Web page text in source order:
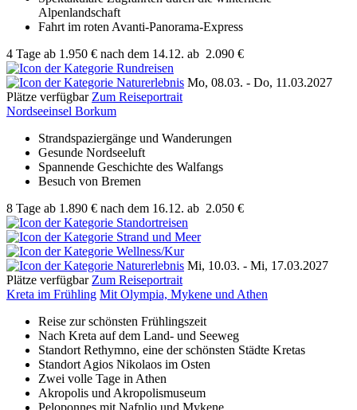
Alpenlandschaft
Fahrt im roten Avanti-Panorama-Express
4 Tage ab 1.950 € nach dem 14.12. ab 2.090 €
Mo, 08.03. - Do, 11.03.2027
Plätze verfügbar Zum Reiseportrait
Nordseeinsel Borkum
Strandspaziergänge und Wanderungen
Gesunde Nordseeluft
Spannende Geschichte des Walfangs
Besuch von Bremen
8 Tage ab 1.890 € nach dem 16.12. ab 2.050 €
Mi, 10.03. - Mi, 17.03.2027
Plätze verfügbar Zum Reiseportrait
Kreta im Frühling Mit Olympia, Mykene und Athen
Reise zur schönsten Frühlingszeit
Nach Kreta auf dem Land- und Seeweg
Standort Rethymno, eine der schönsten Städte Kretas
Standort Agios Nikolaos im Osten
Zwei volle Tage in Athen
Akropolis und Akropolismuseum